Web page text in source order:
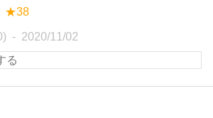
★38
2020/11/02